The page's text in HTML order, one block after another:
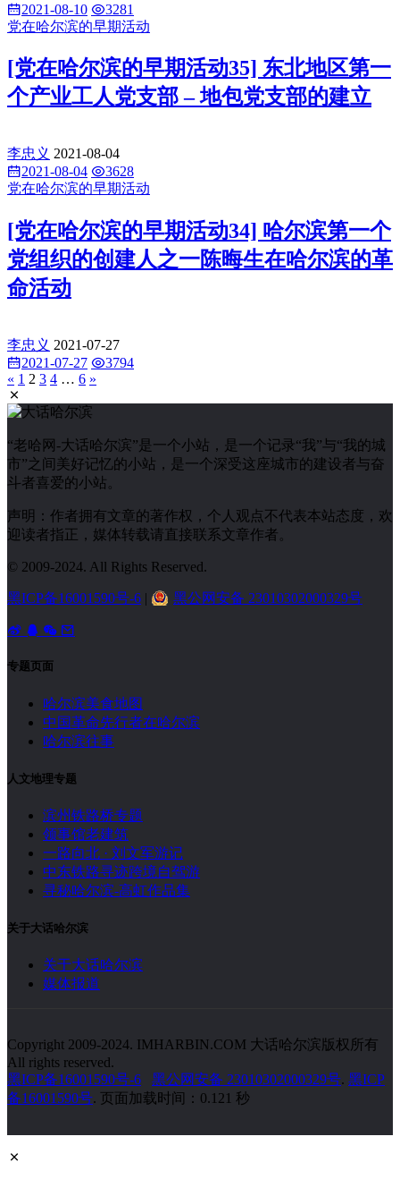
2021-08-10
3281
党在哈尔滨的早期活动
[党在哈尔滨的早期活动35] 东北地区第一
个产业工人党支部 – 地包党支部的建立
李忠义 2021-08-04
2021-08-04
3628
党在哈尔滨的早期活动
[党在哈尔滨的早期活动34] 哈尔滨第一个
党组织的创建人之一陈晦生在哈尔滨的革
命活动
李忠义 2021-07-27
2021-07-27
3794
« 1 2 3 4 … 6 »
“老哈网-大话哈尔滨”是一个小站，是一个记录“我”与“我的城
市”之间美好记忆的小站，是一个深受这座城市的建设者与奋
斗者喜爱的小站。
声明：作者拥有文章的著作权，个人观点不代表本站态度，欢
迎读者指正，媒体转载请直接联系文章作者。
© 2009-2024. All Rights Reserved.
黑ICP备16001590号-6 | 黑公网安备 23010302000329号
专题页面
哈尔滨美食地图
中国革命先行者在哈尔滨
哈尔滨往事
人文地理专题
滨州铁路桥专题
领事馆老建筑
一路向北 · 刘文军游记
中东铁路寻迹跨境自驾游
寻秘哈尔滨-高虹作品集
关于大话哈尔滨
关于大话哈尔滨
媒体报道
Copyright 2009-2024. IMHARBIN.COM 大话哈尔滨版权所有
All rights reserved.
黑ICP备16001590号-6
黑公网安备 23010302000329号. 黑ICP
备16001590号. 页面加载时间：0.121 秒